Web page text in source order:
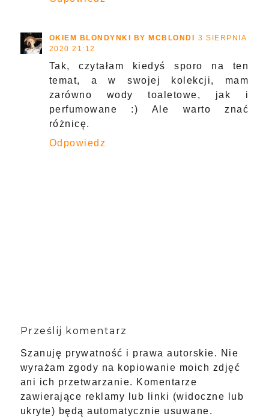
OKIEM BLONDYNKI BY MCBLONDI 3 SIERPNIA
2020 21:12
Tak, czytałam kiedyś sporo na ten
temat, a w swojej kolekcji, mam
zarówno wody toaletowe, jak i
perfumowane :) Ale warto znać
różnicę.
Odpowiedz
Prześlij komentarz
Szanuję prywatność i prawa autorskie. Nie
wyrażam zgody na kopiowanie moich zdjęć
ani ich przetwarzanie. Komentarze
zawierające reklamy lub linki (widoczne lub
ukryte) będą automatycznie usuwane.